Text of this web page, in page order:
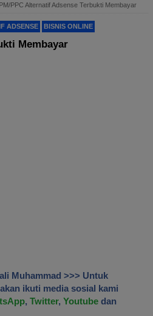
PPC Alternatif Adsense Terbukti Membayar
ADSENSE BISNIS ONLINE
Membayar
Muhammad >>> Untuk
ikuti media sosial kami
, Twitter, Youtube dan